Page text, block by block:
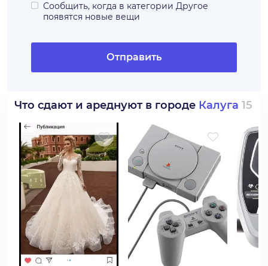
Сообщить, когда в категории Другое
появятся новые вещи
Отправить
Что сдают и ареднуют в городе Калуга 15